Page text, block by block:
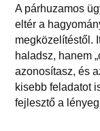
A párhuzamos
eltér a
megközelítéstől.
haladsz, hanem
azonosítasz, és
kisebb feladatot
fejlesztő a